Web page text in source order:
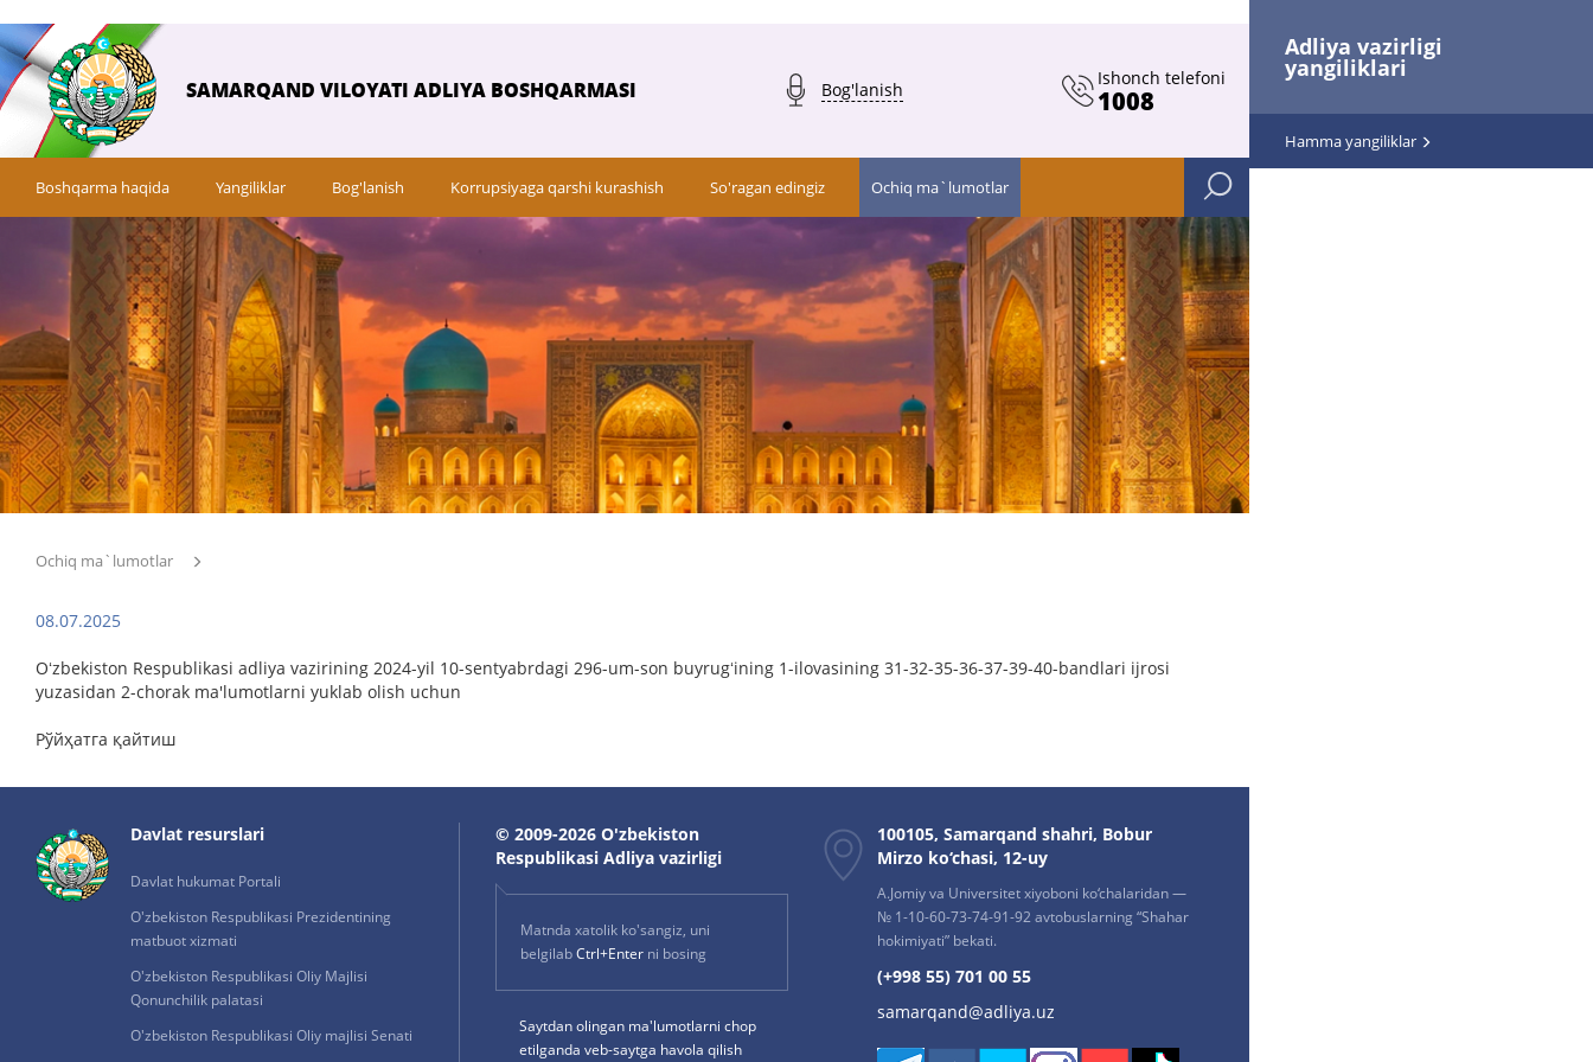
Adliya vazirligi
yangiliklari
Hamma yangiliklar
SAMARQAND VILOYATI ADLIYA BOSHQARMASI Bog'lanish
Ishonch telefoni
1008
Boshqarma haqida Yangiliklar Bog'lanish Korrupsiyaga qarshi kurashish So'ragan edingiz Ochiq ma`lumotlar
Ochiq ma`lumotlar
08.07.2025
Oʻzbekiston Respublikasi adliya vazirining 2024-yil 10-sentyabrdagi 296-um-son buyrugʻining 1-ilovasining 31-32-35-36-37-39-40-bandlari ijrosi
yuzasidan 2-chorak ma'lumotlarni yuklab olish uchun
Рўйҳатга қайтиш
Davlat resurslari
Davlat hukumat Portali
O'zbekiston Respublikasi Prezidentining
matbuot xizmati
O'zbekiston Respublikasi Oliy Majlisi
Qonunchilik palatasi
O'zbekiston Respublikasi Oliy majlisi Senati
© 2009-2026 O'zbekiston
Respublikasi Adliya vazirligi
Matnda xatolik ko'sangiz, uni
belgilabCtrl+Enterni bosing
Saytdan olingan ma'lumotlarni chop
etilganda veb-saytga havola qilish
100105, Samarqand shahri, Bobur
Mirzo ko‘chasi, 12-uy
A.Jomiy va Universitet xiyoboni ko‘chalaridan —
№ 1-10-60-73-74-91-92 avtobuslarning “Shahar
hokimiyati” bekati.
(+998 55) 701 00 55
samarqand@adliya.uz